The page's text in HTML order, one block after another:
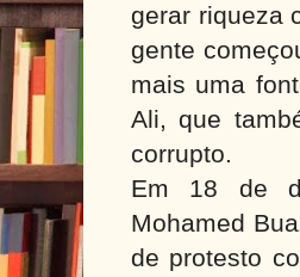
gerar riqueza
gente
mais uma
Ali, que
corrupto.
Em 18 de
Mohamed
de protesto